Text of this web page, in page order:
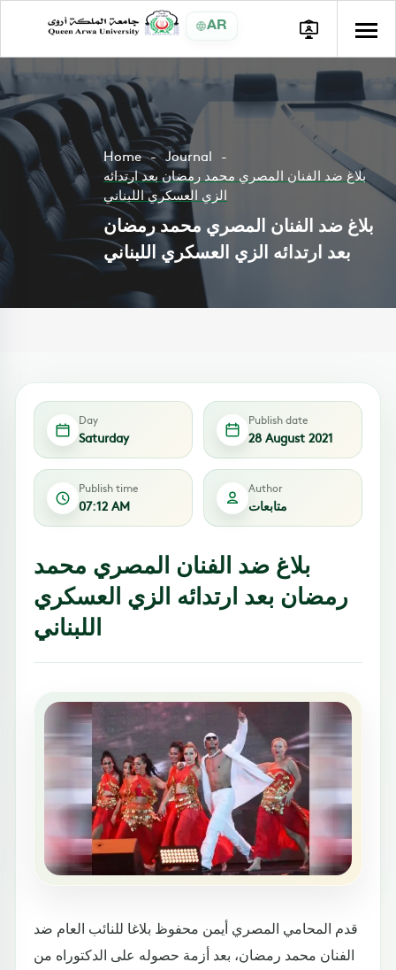
AR
Home
Journal
بلاغ ضد الفنان المصري محمد رمضان بعد ارتدائه
الزي العسكري اللبناني
بلاغ ضد الفنان المصري محمد رمضان
بعد ارتدائه الزي العسكري اللبناني
Day
Saturday
Publish date
28 August 2021
Publish time
07:12 AM
Author
متابعات
بلاغ ضد الفنان المصري محمد
رمضان بعد ارتدائه الزي العسكري
اللبناني
قدم المحامي المصري أيمن محفوظ بلاغا للنائب العام ضد
الفنان محمد رمضان، بعد أزمة حصوله على الدكتوراه من